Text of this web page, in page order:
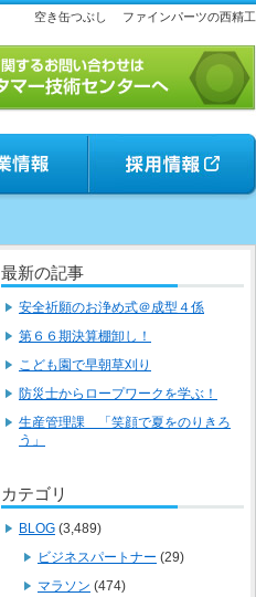
空き缶つぶし ファインパーツの西精工
最新の記事
安全祈願のお浄め式＠成型４係
第６６期決算棚卸し！
こども園で早朝草刈り
防災士からロープワークを学ぶ！
生産管理課 「笑顔で夏をのりきろ
う」
カテゴリ
BLOG (3,489)
ビジネスパートナー (29)
マラソン (474)